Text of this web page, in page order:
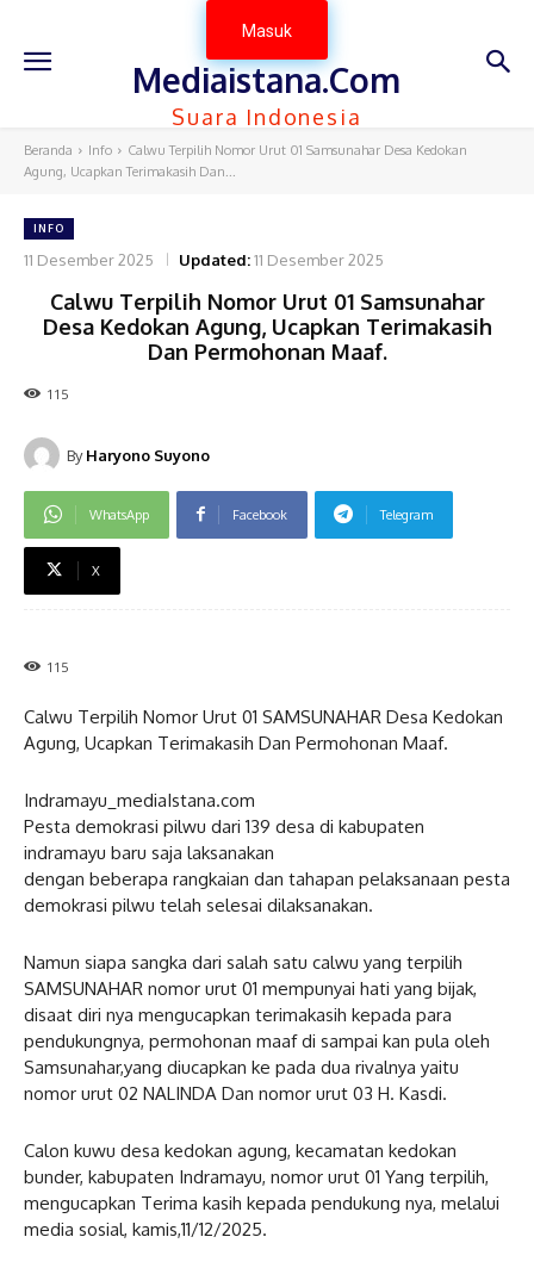
Masuk
Mediaistana.Com
Suara Indonesia
Beranda Info
Calwu Terpilih Nomor Urut 01 Samsunahar Desa Kedokan
Agung, Ucapkan Terimakasih Dan...
INFO
11 Desember 2025 Updated:11 Desember 2025
Calwu Terpilih Nomor Urut 01 Samsunahar
Desa Kedokan Agung, Ucapkan Terimakasih
Dan Permohonan Maaf.
115
By Haryono Suyono
WhatsApp Facebook Telegram
X
115
Calwu Terpilih Nomor Urut 01 SAMSUNAHAR Desa Kedokan
Agung, Ucapkan Terimakasih Dan Permohonan Maaf.
Indramayu_mediaIstana.com
Pesta demokrasi pilwu dari 139 desa di kabupaten
indramayu baru saja laksanakan
dengan beberapa rangkaian dan tahapan pelaksanaan pesta
demokrasi pilwu telah selesai dilaksanakan.
Namun siapa sangka dari salah satu calwu yang terpilih
SAMSUNAHAR nomor urut 01 mempunyai hati yang bijak,
disaat diri nya mengucapkan terimakasih kepada para
pendukungnya, permohonan maaf di sampai kan pula oleh
Samsunahar,yang diucapkan ke pada dua rivalnya yaitu
nomor urut 02 NALINDA Dan nomor urut 03 H. Kasdi.
Calon kuwu desa kedokan agung, kecamatan kedokan
bunder, kabupaten Indramayu, nomor urut 01 Yang terpilih,
mengucapkan Terima kasih kepada pendukung nya, melalui
media sosial, kamis,11/12/2025.